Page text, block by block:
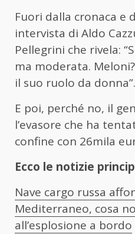
Fuori dalla cronaca e
intervista di Aldo
Pellegrini che rivela:
ma moderata.
il suo ruolo da donna”.
E poi, perché no, il
l’evasore che ha
confine con 26mila
Ecco le notizie
Nave cargo russa
Mediterraneo, cosa
all’esplosione a bordo